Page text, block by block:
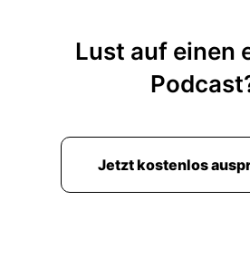
Lust auf einen
Jetzt kostenlos